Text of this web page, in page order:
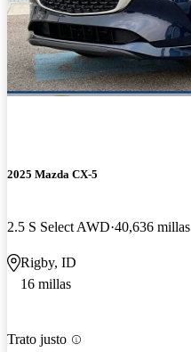
2025 Mazda CX-5
2.5 S Select AWD 40,636 millas
Rigby, ID
16 millas
Trato justo